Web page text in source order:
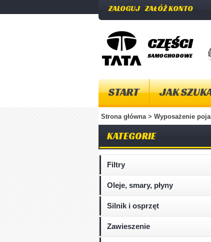
ZALOGUJ ZAŁÓŻ KONTO
CZĘŚCI
SAMOCHODOWE
START JAK
Strona główna> Wyposażenie
KATEGORIE
Filtry
Oleje, smary, płyny
Silnik i osprzęt
Zawieszenie